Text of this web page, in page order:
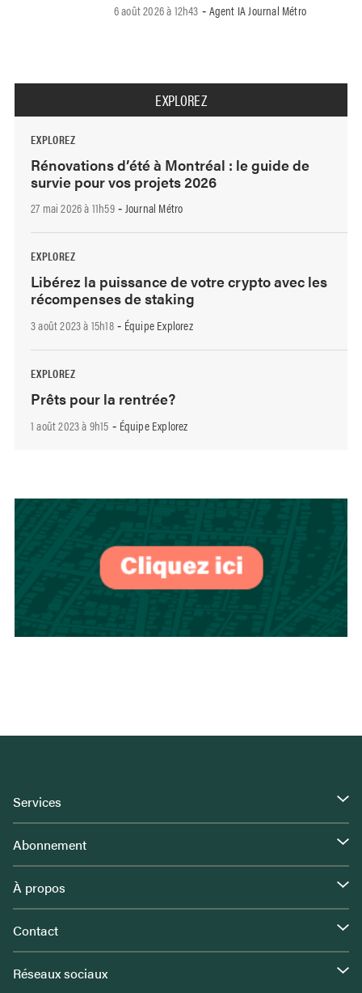
6 août 2026 à 12h43 - Agent IA Journal Métro
EXPLOREZ
EXPLOREZ
Rénovations d’été à Montréal : le guide de
survie pour vos projets 2026
27 mai 2026 à 11h59- Journal Métro
EXPLOREZ
Libérez la puissance de votre crypto avec les
récompenses de staking
3 août 2023 à 15h18- Équipe Explorez
EXPLOREZ
Prêts pour la rentrée?
1 août 2023 à 9h15 - Équipe Explorez
Services
Abonnement
À propos
Contact
Réseaux sociaux